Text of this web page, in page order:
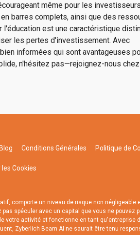
même pour les investisseurs
barres complets, ainsi que des
est une caractéristique
les pertes d'investissement. Avec
informées qui sont avantageuses
n'hésitez pas—rejoignez-nous chez
Blog Conditions Générales Politique de
Cookies
comporte un niveau de risque non
spéculer avec un capital que vous ne pouvez
activité et fonctionne en tant qu'entreprise
Zyberlich Beam AI ne saurait être tenu